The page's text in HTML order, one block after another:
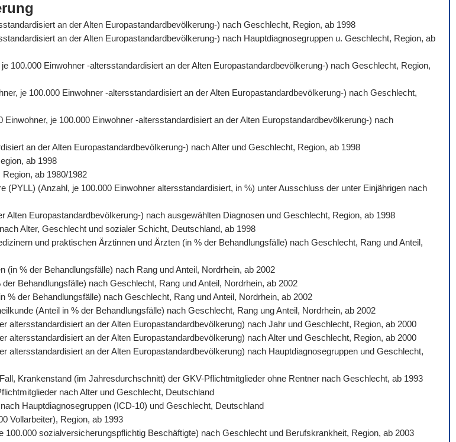
an der Alten Europastandardbevölkerung-) nach Geschlecht, Region, ab 1998
an der Alten Europastandardbevölkerung-) nach Hauptdiagnosegruppen u. Geschlecht, Region, ab
100.000 Einwohner -altersstandardisiert an der Alten Europastandardbevölkerung-) nach Geschlecht, Region,
je 100.000 Einwohner -altersstandardisiert an der Alten Europastandardbevölkerung-) nach Geschlecht,
je 100.000 Einwohner -altersstandardisiert an der Alten Europstandardbevölkerung-) nach
an der Alten Europastandardbevölkerung-) nach Alter und Geschlecht, Region, ab 1998
ab 1998
ab 1980/1982
(PYLL) (Anzahl, je 100.000 Einwohner altersstandardisiert, in %) unter Ausschluss der unter Einjährigen nach
Europastandardbevölkerung-) nach ausgewählten Diagnosen und Geschlecht, Region, ab 1998
Alter, Geschlecht und sozialer Schicht, Deutschland, ab 1998
und praktischen Ärztinnen und Ärzten (in % der Behandlungsfälle) nach Geschlecht, Rang und Anteil,
% der Behandlungsfälle) nach Rang und Anteil, Nordrhein, ab 2002
Behandlungsfälle) nach Geschlecht, Rang und Anteil, Nordrhein, ab 2002
der Behandlungsfälle) nach Geschlecht, Rang und Anteil, Nordrhein, ab 2002
(Anteil in % der Behandlungsfälle) nach Geschlecht, Rang ung Anteil, Nordrhein, ab 2002
altersstandardisiert an der Alten Europastandardbevölkerung) nach Jahr und Geschlecht, Region, ab 2000
altersstandardisiert an der Alten Europastandardbevölkerung) nach Alter und Geschlecht, Region, ab 2000
altersstandardisiert an der Alten Europastandardbevölkerung) nach Hauptdiagnosegruppen und Geschlecht,
Krankenstand (im Jahresdurchschnitt) der GKV-Pflichtmitglieder ohne Rentner nach Geschlecht, ab 1993
nach Alter und Geschlecht, Deutschland
Hauptdiagnosegruppen (ICD-10) und Geschlecht, Deutschland
Vollarbeiter), Region, ab 1993
sozialversicherungspflichtig Beschäftigte) nach Geschlecht und Berufskrankheit, Region, ab 2003